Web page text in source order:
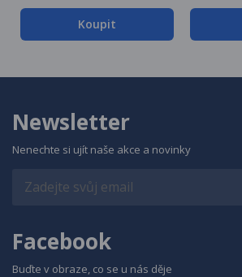
Koupit
Newsletter
Nenechte si ujít naše akce a novinky
Facebook
Buďte v obraze, co se u nás děje